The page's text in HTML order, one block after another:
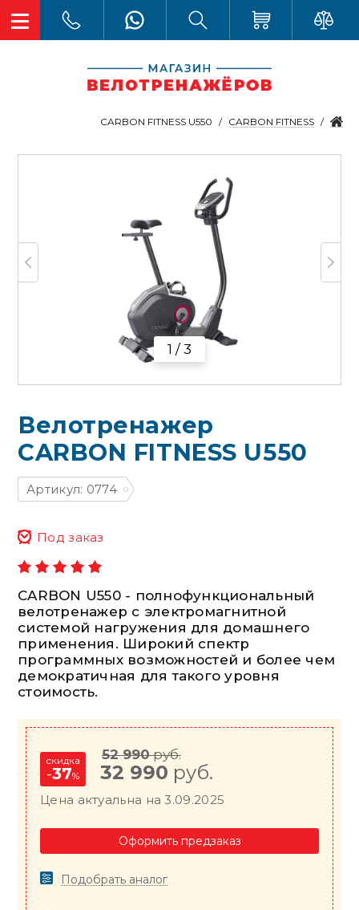
CARBON FITNESS
CARBON FITNESS U550
1 / 3
Велотренажер
CARBON FITNESS U550
Артикул: 0774
Под заказ
CARBON U550 - полнофункциональный
велотренажер с электромагнитной
системой нагружения для домашнего
применения. Широкий спектр
программных возможностей и более чем
демократичная для такого уровня
стоимость.
скидка
-37%
52 990руб.
32 990 руб.
Цена актуальна на 3.09.2025
Оформить предзаказ
Подобрать аналог